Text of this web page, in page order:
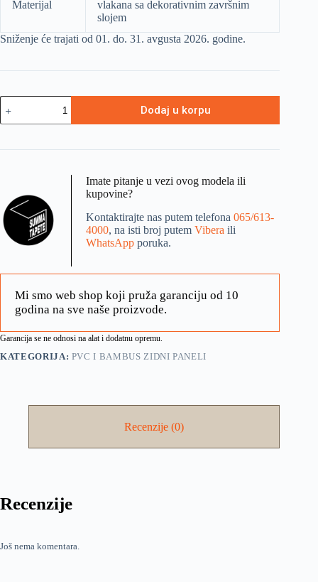
Materijal
vlakana sa dekorativnim završnim
slojem
Sniženje će trajati od 01. do. 31. avgusta 2026. godine.
Dodaj u korpu
Imate pitanje u vezi ovog modela ili
kupovine?
Kontaktirajte nas putem telefona 065/613-
4000, na isti broj putem Vibera ili
WhatsApp poruka.
Mi smo web shop koji pruža garanciju od 10
godina na sve naše proizvode.
Garancija se ne odnosi na alat i dodatnu opremu.
KATEGORIJA: PVC I BAMBUS ZIDNI PANELI
Recenzije (0)
Recenzije
Još nema komentara.